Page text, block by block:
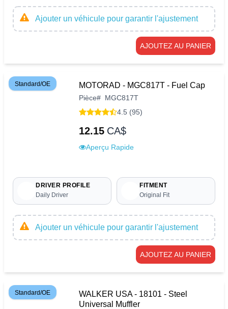
Ajouter un véhicule pour garantir l'ajustement
AJOUTEZ AU PANIER
Standard/OE MOTORAD - MGC817T - Fuel Cap
Pièce# MGC817T
4.5 (95)
12.15 CA$
Aperçu Rapide
DRIVER PROFILE
Daily Driver
FITMENT
Original Fit
Ajouter un véhicule pour garantir l'ajustement
AJOUTEZ AU PANIER
Standard/OE
WALKER USA - 18101 - Steel
Universal Muffler